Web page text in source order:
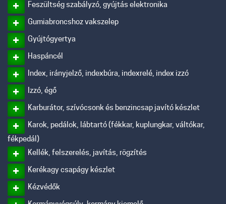
Feszültség szabályzó, gyújtás elektronika
Gumiabroncshoz vakszelep
Gyújtógyertya
Haspáncél
Index, irányjelző, indexbúra, indexrelé, index izzó
Izzó, égő
Karburátor, szívócsonk és benzincsap javító készlet
Karok, pedálok, lábtartó (fékkar, kuplungkar, váltókar,
fékpedál)
Kellék, felszerelés, javítás, rögzítés
Kerékagy csapágy készlet
Kézvédők